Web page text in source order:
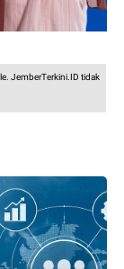
JemberTerkini.ID tidak